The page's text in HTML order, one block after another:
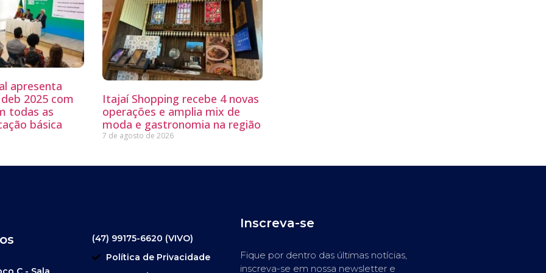
apresenta
2025 com
todas as
básica
Itajaí Shopping recebe 4 novas
operações e amplia mix de
moda e gastronomia na região
7 de agosto de 2026
(47) 99175-6620 (VIVO)
Política de Privacidade
Inscreva-se
Fique por dentro das últimas notícias,
inscreva-se em nossa newsletter e